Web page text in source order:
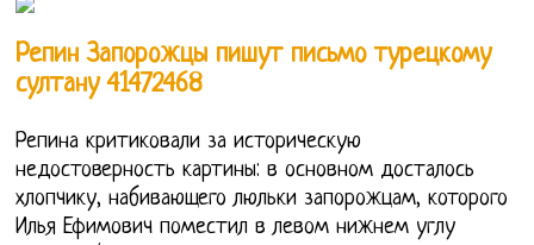
Репин Запорожцы пишут письмо турецкому
султану 41472468
Репина критиковали за историческую
недостоверность картины: в основном досталось
хлопчику, набивающего люльки запорожцам, которого
Илья Ефимович поместил в левом нижнем углу